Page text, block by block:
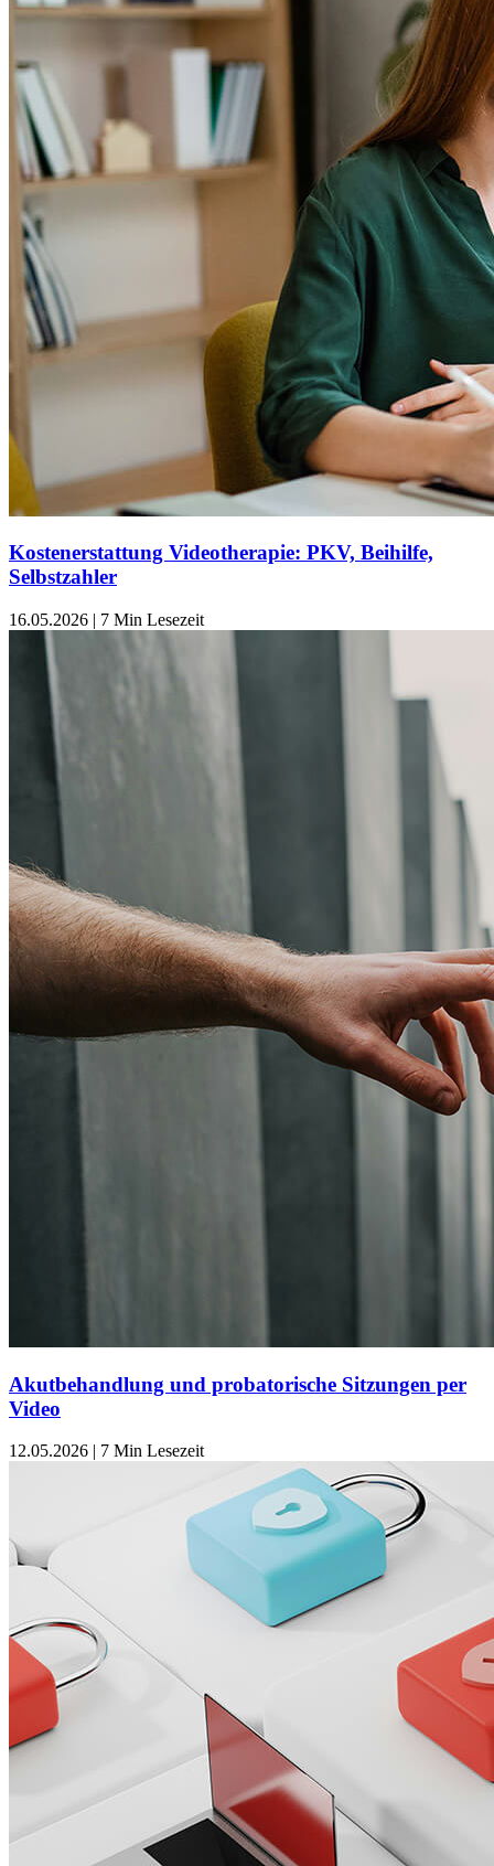
Kostenerstattung Videotherapie: PKV, Beihilfe,
Selbstzahler
16.05.2026 | 7 Min Lesezeit
Akutbehandlung und probatorische Sitzungen per
Video
12.05.2026 7 Min Lesezeit